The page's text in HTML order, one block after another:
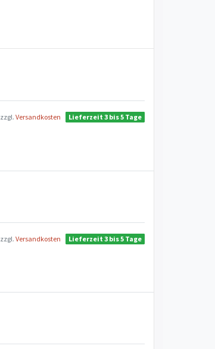
zzgl.Versandkosten Lieferzeit 3 bis 5 Tage
zzgl.Versandkosten Lieferzeit 3 bis 5 Tage